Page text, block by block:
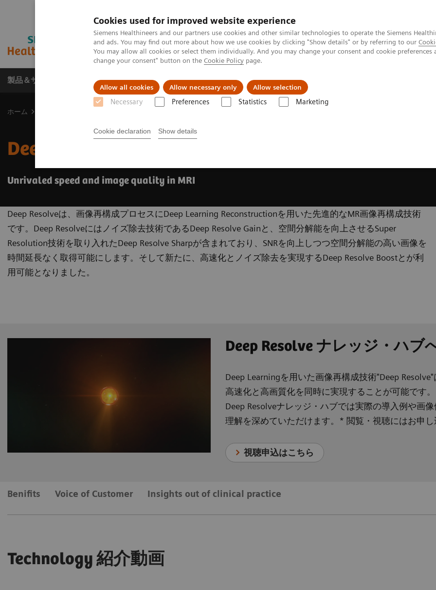
Cookies used for improved website experience
Siemens Healthineers and our partners use cookies and other similar technologies to operate the Siemens
and ads. You may find out more about how we use cookies by clicking "Show details" or by referring to our
You may allow all cookies or select them individually. And you may change your consent and cookie
change your consent" button on the Cookie Policy page.
Allow all cookies Allow necessary only Allow selection
Necessary Preferences Statistics Marketing
Cookie declaration Show details
製品＆サービス サポート情報 Insights 会社情報
ホーム
Deep Resolve
Unrivaled speed and image quality in MRI
Deep Resolveは、画像再構成プロセスにDeep Learning Reconstructionを用いた先進的なMR画像再構成技術
です。Deep Resolveにはノイズ除去技術であるDeep Resolve Gainと、空間分解能を向上させるSuper
Resolution技術を取り入れたDeep Resolve Sharpが含まれており、SNRを向上しつつ空間分解能の高い画像を
時間延長なく取得可能にします。そして新たに、高速化とノイズ除去を実現するDeep Resolve Boostとが利
用可能となりました。
Deep Resolve ナレッジ・ハブ
Deep Learningを用いた画像再構成技術"Deep
高速化と高画質化を同時に実現することが可能です。
Deep Resolveナレッジ・ハブでは実際の導入例や画
理解を深めていただけます。* 閲覧・視聴にはお申
視聴申込はこちら
Benifits Voice of Customer Insights out of clinical practice
Technology 紹介動画